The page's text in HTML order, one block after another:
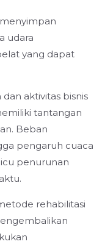
udara
yang dapat
aktivitas bisnis
tantangan
Beban
pengaruh cuaca
penurunan
rehabilitasi